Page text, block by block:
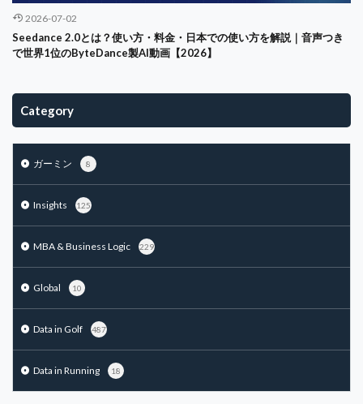
2026-07-02
Seedance 2.0とは？使い方・料金・日本での使い方を解説｜音声つき
で世界1位のByteDance製AI動画【2026】
Category
ガーミン 8
Insights 125
MBA & Business Logic 229
Global 10
Data in Golf 487
Data in Running 18